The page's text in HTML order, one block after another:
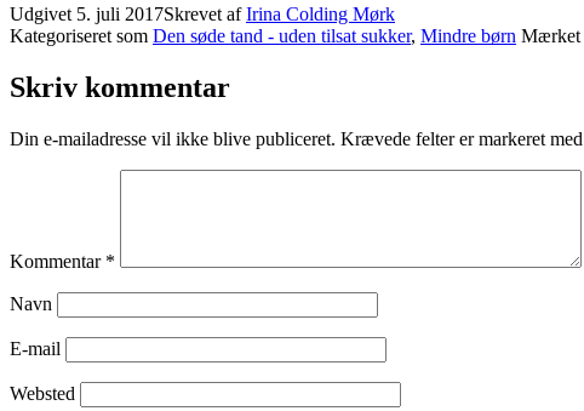
Udgivet 5. juli 2017Skrevet afIrina Colding Mørk
Kategoriseret som Den søde tand - uden tilsat sukker, Mindre børn Mærket
Skriv kommentar
Din e-mailadresse vil ikke blive publiceret. Krævede felter er markeret med
Kommentar *
Navn
E-mail
Websted